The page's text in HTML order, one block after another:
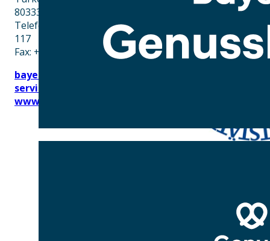
80333 München
Telefon: +49 89 28760-
117
Fax: +49 89 28760-121
bayerischekueche@btg-
service.de
www.btg-service.de